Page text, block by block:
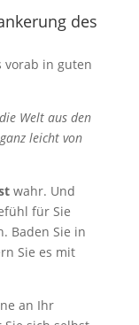
des
vorab in guten
Welt aus den
leicht von
wahr. Und
für Sie
Baden Sie in
Sie es mit
an Ihr